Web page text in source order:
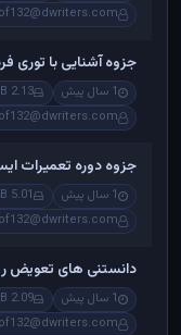
جزوه آشنایی با توری
1 سال پیش 2.13 MB
جزوه دوره تعمیرات
1 سال پیش 5.01 MB
دانستنی های تعویض
1 سال پیش 2.09 MB